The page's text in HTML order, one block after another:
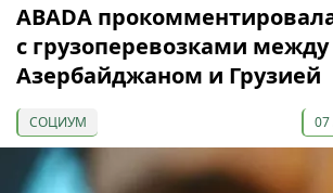
ABADA
с грузоперевозками между
Азербайджаном и Грузией
СОЦИУМ 07